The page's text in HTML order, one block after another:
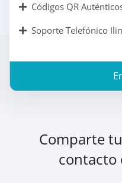
Códigos QR
Soporte Telefónico
Comparte
contacto